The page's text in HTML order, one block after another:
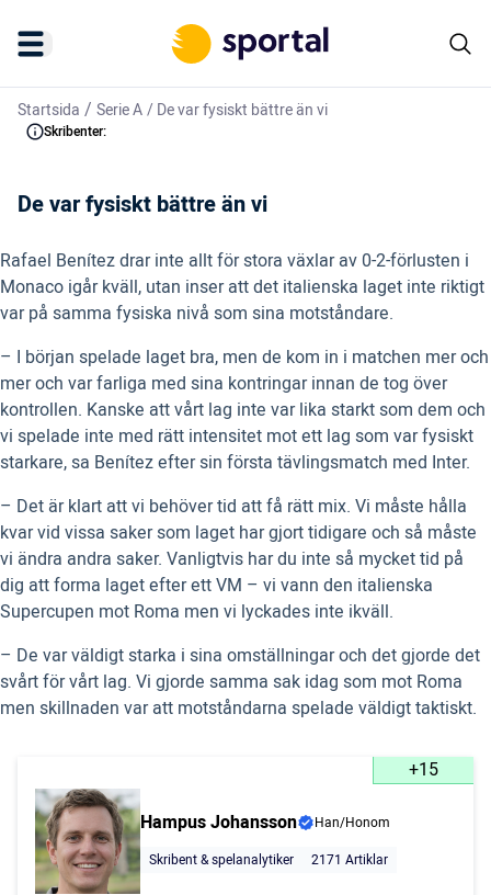
Startsida / Serie A/De var fysiskt bättre än vi
Skribenter:
De var fysiskt bättre än vi
Rafael Benítez drar inte allt för stora växlar av 0-2-förlusten i
Monaco igår kväll, utan inser att det italienska laget inte riktigt
var på samma fysiska nivå som sina motståndare.
– I början spelade laget bra, men de kom in i matchen mer och
mer och var farliga med sina kontringar innan de tog över
kontrollen. Kanske att vårt lag inte var lika starkt som dem och
vi spelade inte med rätt intensitet mot ett lag som var fysiskt
starkare, sa Benítez efter sin första tävlingsmatch med Inter.
– Det är klart att vi behöver tid att få rätt mix. Vi måste hålla
kvar vid vissa saker som laget har gjort tidigare och så måste
vi ändra andra saker. Vanligtvis har du inte så mycket tid på
dig att forma laget efter ett VM – vi vann den italienska
Supercupen mot Roma men vi lyckades inte ikväll.
– De var väldigt starka i sina omställningar och det gjorde det
svårt för vårt lag. Vi gjorde samma sak idag som mot Roma
men skillnaden var att motståndarna spelade väldigt taktiskt.
+15
Hampus Johansson
Han/Honom
Skribent & spelanalytiker
2171 Artiklar